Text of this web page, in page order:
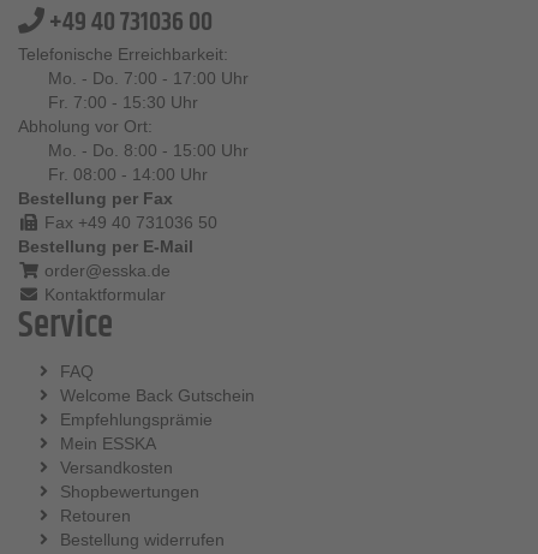
+49 40 731036 00
Telefonische Erreichbarkeit:
Mo. - Do. 7:00 - 17:00 Uhr
Fr. 7:00 - 15:30 Uhr
Abholung vor Ort:
Mo. - Do. 8:00 - 15:00 Uhr
Fr. 08:00 - 14:00 Uhr
Bestellung per Fax
Fax +49 40 731036 50
Bestellung per E-Mail
order@esska.de
Kontaktformular
Service
FAQ
Welcome Back Gutschein
Empfehlungsprämie
Mein ESSKA
Versandkosten
Shopbewertungen
Retouren
Bestellung widerrufen